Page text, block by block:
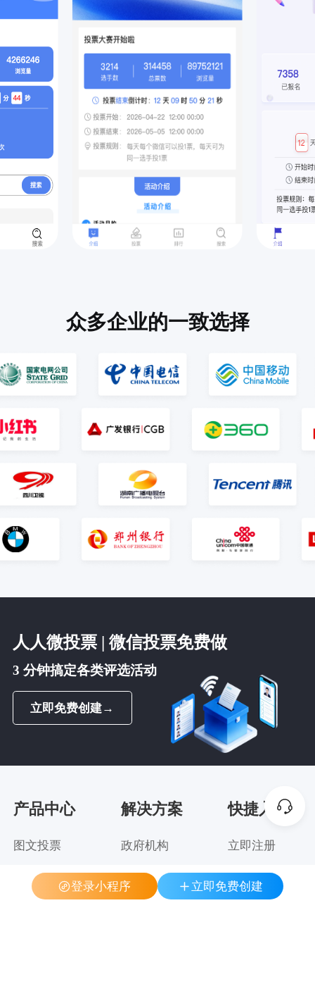
众多企业的一致选择
人人微投票 | 微信投票免费做
3 分钟搞定各类评选活动
立即免费创建→
产品中心
图文投票
视频投票
音频投票
解决方案
政府机构
集团企业
教育行业
快捷入口
立即注册
模板案例
帮助中心
登录小程序 立即免费创建